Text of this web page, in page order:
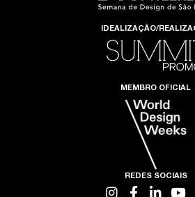
IDEALIZAÇÃO/
MEMBRO OFICIAL
REDES SOCIAIS